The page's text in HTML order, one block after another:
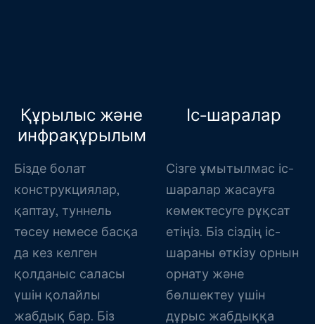
Құрылыс және
инфрақұрылым
Бізде болат
конструкциялар,
қаптау, туннель
төсеу немесе басқа
да кез келген
қолданыс саласы
үшін қолайлы
жабдық бар. Біз
Іс-шаралар
Сізге ұмытылмас іс-
шаралар жасауға
көмектесуге рұқсат
етіңіз. Біз сіздің іс-
шараны өткізу орнын
орнату және
бөлшектеу үшін
дұрыс жабдыққа